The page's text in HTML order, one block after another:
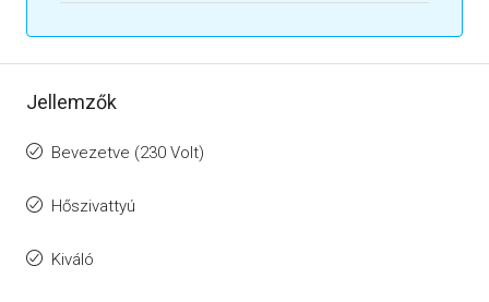
Jellemzők
Bevezetve (230 Volt)
Hőszivattyú
Kiváló